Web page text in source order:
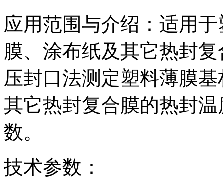
应用范围与介绍：适用
膜、涂布纸及其它热封
压封口法测定塑料薄膜
其它热封复合膜的热封
数。
技术参数：